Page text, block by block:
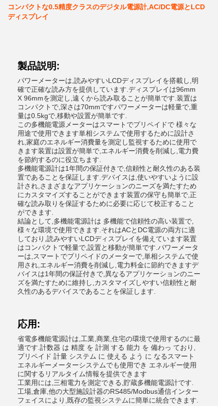
コンパクトな0.5精度クラスのデジタル電源計,AC/DC電源とLCD
ディスプレイ
製品説明:
パワーメーターは,読みやすいLCDディスプレイを搭載し,明
確で正確な読み方を提供しています.ディスプレイは96mm
X 96mmを測定し,遠くから読み取ることが簡単です.装置は
コンパクトで,深さは70mmですパワーメーターは軽量で,重
量は0.5kgで,移動や設置が簡単です.
この多機能電源メーターはスマートでプリペイドで 様々な
用途で使用できます単相システムで使用するために設計さ
れ,家庭のエネルギー消費量を測定し監視するために使用で
きます装置は設置が簡単で,エネルギー消費を削減し,電力費
を節約するのに役立ちます.
多機能電源計は1年間の保証付きで,信頼性と耐久性のある装
置であることを保証します.デバイスは,使いやすいように設
計され,さまざまなアプリケーションのニーズを満たすため
にカスタマイズすることができます装置の保守も簡単で,正
確な読み取りを保証するために必要に応じて校正すること
ができます.
結論として,多機能電源計は 多機能で信頼性の高い装置で,
様々な環境で使用できます.それはACとDC電源の両方に適
しており,読みやすいLCDディスプレイを備えています装置
はコンパクトで軽量で,設置と移動が簡単です.パワーメータ
ーは,スマートでプリペイドのメーターで,単相システムで使
用され,エネルギー消費を削減し,電力料金に節約できますデ
バイスは1年間の保証付きで,異なるアプリケーションのニー
ズを満たすために維持し,カスタマイズしやすい信頼性と耐
久性のあるデバイスであることを保証します.
応用:
省電多機能電源計は,工業,商業,住宅の環境で使用するのに最
適です.計数器 は 精度 を 計測 する 能力 を 備わっ ており,
プリペイド 計量 システム に 使える よう に なるスマート
エネルギーメーターシステムでも使用でき エネルギー使用
に関するリアルタイム情報を提供できます
工業用には,三相電力を測定できる,貯蔵多機能電源計です.
工場,倉庫,他の大型施設計器のRS485/Modbus通信インター
フェイスにより,既存の監視システムに簡単に統合できます.